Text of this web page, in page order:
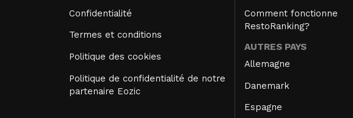
Confidentialité
Termes et conditions
Politique des cookies
Politique de confidentialité de notre
partenaire Eozic
Comment fonctionne
RestoRanking?
AUTRES PAYS
Allemagne
Danemark
Espagne